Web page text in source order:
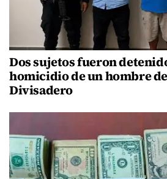
Dos sujetos fueron
homicidio de un hombre de
Divisadero